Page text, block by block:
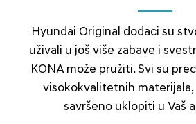
Hyundai Original dodaci su
uživali u još više zabave i
KONA može pružiti. Svi su
visokokvalitetnih materijala,
savršeno uklopiti u Vaš